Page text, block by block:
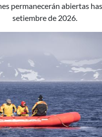
permanecerán abiertas
setiembre de 2026.